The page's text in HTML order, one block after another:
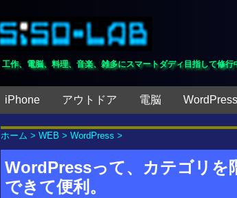
工作、電脳、料理、音楽、雑多にスマートダディ目指して修行
iPhone アウトドア 電脳 WordPress
ホーム > WEB > WordPress >
WordPressって、カテゴリを
できて便利。